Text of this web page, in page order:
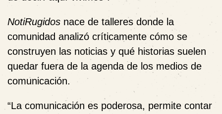
NotiRugidos nace de talleres donde la
comunidad analizó críticamente cómo se
construyen las noticias y qué historias suelen
quedar fuera de la agenda de los medios de
comunicación.
“La comunicación es poderosa, permite contar